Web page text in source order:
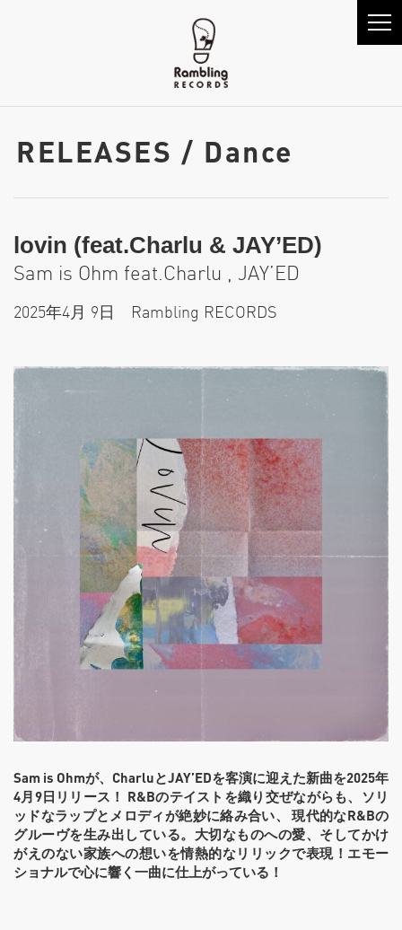
RELEASES / Dance
lovin (feat.Charlu & JAY’ED)
Sam is Ohm feat.Charlu , JAY’ED
2025年4月 9日 Rambling RECORDS
Sam is Ohmが、CharluとJAY’EDを客演に迎えた新曲を2025年
4月9日リリース！ R&Bのテイストを織り交ぜながらも、ソリ
ッドなラップとメロディが絶妙に絡み合い、 現代的なR&Bの
グルーヴを生み出している。大切なものへの愛、そしてかけ
がえのない家族への想いを情熱的なリリックで表現！エモー
ショナルで心に響く一曲に仕上がっている！